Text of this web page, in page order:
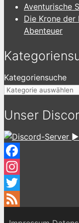
Aventurische
Die Krone der
Abenteuer
Kategoriensuche
Unser
Facebook
Instagram
Twitter